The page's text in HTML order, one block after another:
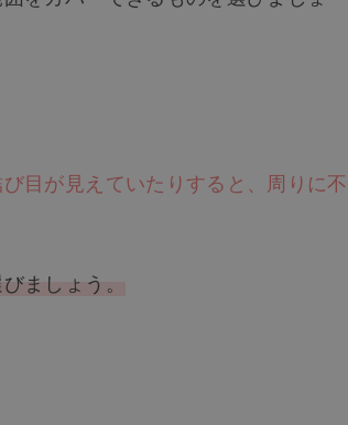
目が見えていたりすると、周りに不
ましょう。